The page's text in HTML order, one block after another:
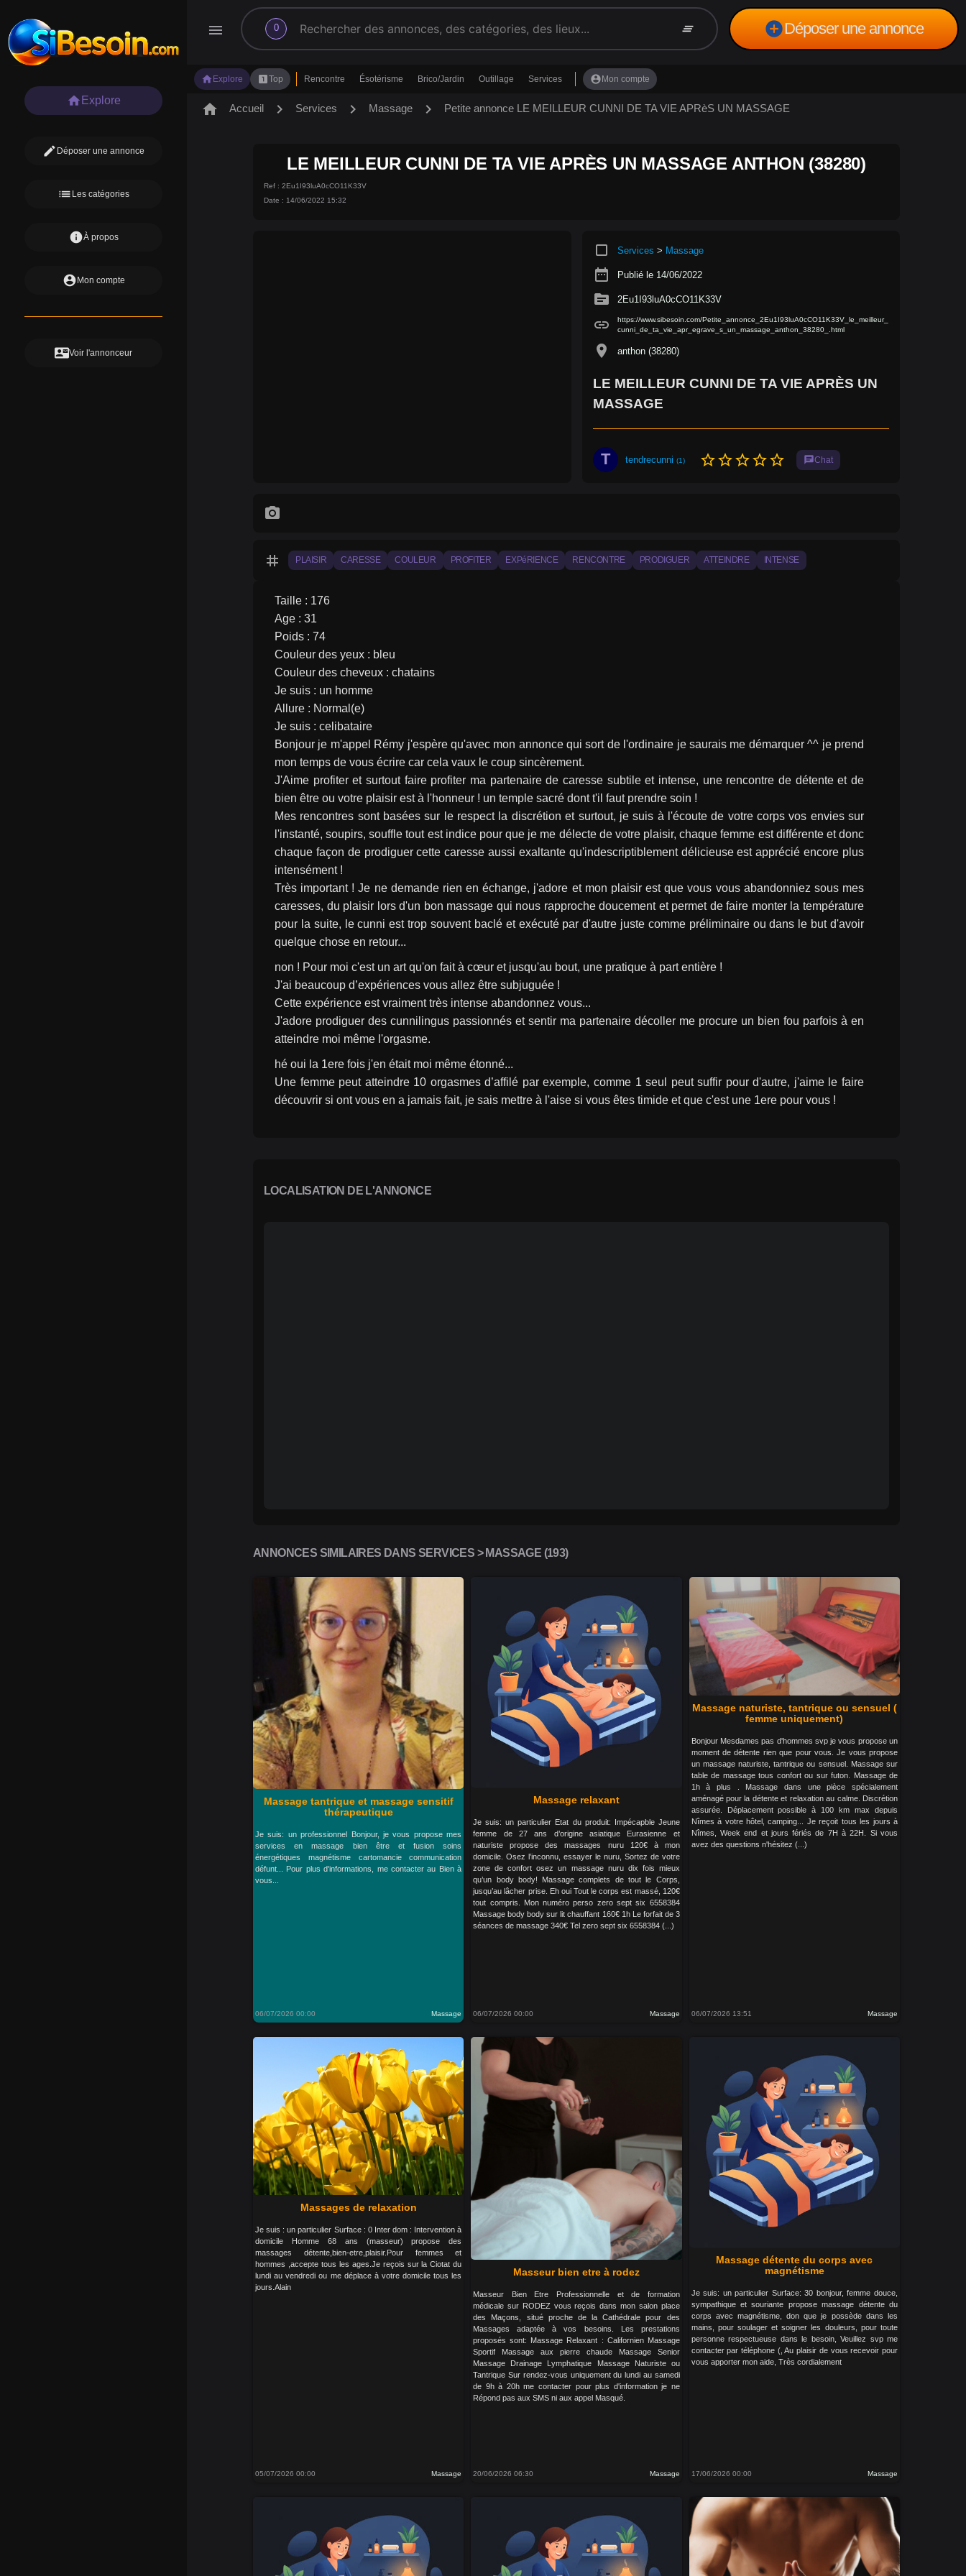
menu 0
search clear_all add_circleDéposer une annonce
home Explore looks_oneTop Rencontre Ésotérisme Brico/Jardin Outillage Services account_circle Mon compte
home Explore
edit Déposer une annonce
list Les catégories
infoÀ propos
account_circle Mon compte
contact_mailVoir l'annonceur
home Accueil chevron_right Services chevron_right Massage chevron_right Petite annonce LE MEILLEUR CUNNI DE TA VIE APRèS UN MASSAGE
LE MEILLEUR CUNNI DE TA VIE APRÈS UN MASSAGE ANTHON (38280)
Ref : 2Eu1I93luA0cCO11K33V
Date : 14/06/2022 15:32
crop_square Services > Massage
date_range Publié le 14/06/2022
source 2Eu1I93luA0cCO11K33V
link
https://www.sibesoin.com/Petite_annonce_2Eu1I93luA0cCO11K33V_le_meilleur_
cunni_de_ta_vie_apr_egrave_s_un_massage_anthon_38280_.html
location_on anthon (38280)
LE MEILLEUR CUNNI DE TA VIE APRÈS UN
MASSAGE
T tendrecunni (1) star_borderstar_borderstar_borderstar_borderstar_border chatChat
photo_camera
tag PLAISIR CARESSE COULEUR PROFITER EXPéRIENCE RENCONTRE PRODIGUER ATTEINDRE INTENSE
Taille : 176
Age : 31
Poids : 74
Couleur des yeux : bleu
Couleur des cheveux : chatains
Je suis : un homme
Allure : Normal(e)
Je suis : celibataire
Bonjour je m'appel Rémy j'espère qu'avec mon annonce qui sort de l'ordinaire je saurais me démarquer ^^ je prend
mon temps de vous écrire car cela vaux le coup sincèrement.
J'Aime profiter et surtout faire profiter ma partenaire de caresse subtile et intense, une rencontre de détente et de
bien être ou votre plaisir est à l'honneur ! un temple sacré dont t'il faut prendre soin !
Mes rencontres sont basées sur le respect la discrétion et surtout, je suis à l'écoute de votre corps vos envies sur
l'instanté, soupirs, souffle tout est indice pour que je me délecte de votre plaisir, chaque femme est différente et donc
chaque façon de prodiguer cette caresse aussi exaltante qu'indescriptiblement délicieuse est apprécié encore plus
intensément !
Très important ! Je ne demande rien en échange, j'adore et mon plaisir est que vous vous abandonniez sous mes
caresses, du plaisir lors d'un bon massage qui nous rapproche doucement et permet de faire monter la température
pour la suite, le cunni est trop souvent baclé et exécuté par d'autre juste comme préliminaire ou dans le but d'avoir
quelque chose en retour...
non ! Pour moi c'est un art qu'on fait à cœur et jusqu'au bout, une pratique à part entière !
J'ai beaucoup d’expériences vous allez être subjuguée !
Cette expérience est vraiment très intense abandonnez vous...
J'adore prodiguer des cunnilingus passionnés et sentir ma partenaire décoller me procure un bien fou parfois à en
atteindre moi même l'orgasme.
hé oui la 1ere fois j'en était moi même étonné...
Une femme peut atteindre 10 orgasmes d’affilé par exemple, comme 1 seul peut suffir pour d'autre, j'aime le faire
découvrir si ont vous en a jamais fait, je sais mettre à l'aise si vous êtes timide et que c'est une 1ere pour vous !
LOCALISATION DE L'ANNONCE
ANNONCES SIMILAIRES DANS SERVICES > MASSAGE (193)
Massage tantrique et massage sensitif
thérapeutique
Je suis: un professionnel Bonjour, je vous propose mes
services en massage bien être et fusion soins
énergétiques magnétisme cartomancie communication
défunt... Pour plus d'informations, me contacter au Bien à
vous...
06/07/2026 00:00 Massage
Massage relaxant
Je suis: un particulier Etat du produit: Impécapble Jeune
femme de 27 ans d’origine asiatique Eurasienne et
naturiste propose des massages nuru 120€ à mon
domicile. Osez l’inconnu, essayer le nuru, Sortez de votre
zone de confort osez un massage nuru dix fois mieux
qu’un body body! Massage complets de tout le Corps,
jusqu’au lâcher prise. Eh oui Tout le corps est massé, 120€
tout compris. Mon numéro perso zero sept six 6558384
Massage body body sur lit chauffant 160€ 1h Le forfait de 3
séances de massage 340€ Tel zero sept six 6558384 (...)
06/07/2026 00:00 Massage
Massage naturiste, tantrique ou sensuel (
femme uniquement)
Bonjour Mesdames pas d'hommes svp je vous propose un
moment de détente rien que pour vous. Je vous propose
un massage naturiste, tantrique ou sensuel. Massage sur
table de massage tous confort ou sur futon. Massage de
1h à plus . Massage dans une pièce spécialement
aménagé pour la détente et relaxation au calme. Discrétion
assurée. Déplacement possible à 100 km max depuis
Nîmes à votre hôtel, camping... Je reçoit tous les jours à
Nîmes, Week end et jours fériés de 7H à 22H. Si vous
avez des questions n'hésitez (...)
06/07/2026 13:51 Massage
Massages de relaxation
Je suis : un particulier Surface : 0 Inter dom : Intervention à
domicile Homme 68 ans (masseur) propose des
massages détente,bien-etre,plaisir.Pour femmes et
hommes ,accepte tous les ages.Je reçois sur la Ciotat du
lundi au vendredi ou me déplace à votre domicile tous les
jours.Alain
05/07/2026 00:00 Massage
Masseur bien etre à rodez
Masseur Bien Etre Professionnelle et de formation
médicale sur RODEZ vous reçois dans mon salon place
des Maçons, situé proche de la Cathédrale pour des
Massages adaptée à vos besoins. Les prestations
proposés sont: Massage Relaxant : Californien Massage
Sportif Massage aux pierre chaude Massage Senior
Massage Drainage Lymphatique Massage Naturiste ou
Tantrique Sur rendez-vous uniquement du lundi au samedi
de 9h à 20h me contacter pour plus d'information je ne
Répond pas aux SMS ni aux appel Masqué.
20/06/2026 06:30 Massage
Massage détente du corps avec
magnétisme
Je suis: un particulier Surface: 30 bonjour, femme douce,
sympathique et souriante propose massage détente du
corps avec magnétisme, don que je possède dans les
mains, pour soulager et soigner les douleurs, pour toute
personne respectueuse dans le besoin, Veuillez svp me
contacter par téléphone (, Au plaisir de vous recevoir pour
vous apporter mon aide, Très cordialement
17/06/2026 00:00 Massage